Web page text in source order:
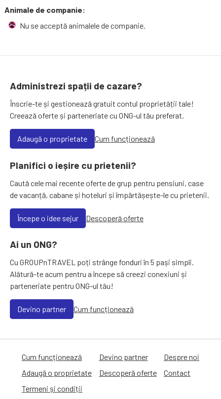
Animale de companie:
Nu se acceptă animalele de companie.
Administrezi spații de cazare?
Înscrie-te și gestionează gratuit contul proprietății tale!
Creează oferte și parteneriate cu ONG-ul tău preferat.
Adaugă o proprietate Cum funcționează
Planifici o ieșire cu prietenii?
Caută cele mai recente oferte de grup pentru pensiuni, case
de vacanță, cabane și hoteluri și împărtășește-le cu prietenii.
Începe o idee sejur Descoperă oferte
Ai un ONG?
Cu GROUPnTRAVEL poți strânge fonduri în 5 pași simpli.
Alătură-te acum pentru a începe să creezi conexiuni și
parteneriate pentru ONG-ul tău!
Devino partner Cum funcționează
Cum funcționează
Adaugă o proprietate
Devino partner
Descoperă oferte
Despre noi
Contact
Termeni și condiții